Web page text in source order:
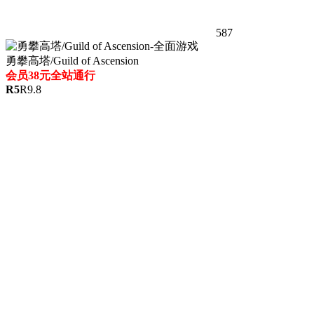
587
勇攀高塔/Guild of Ascension
会员38元全站通行
R5R9.8